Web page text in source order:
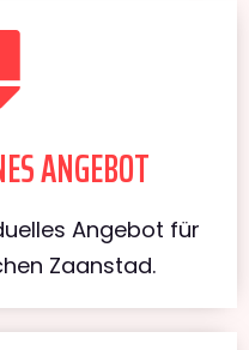
ANGEBOT
Angebot für
Zaanstad.